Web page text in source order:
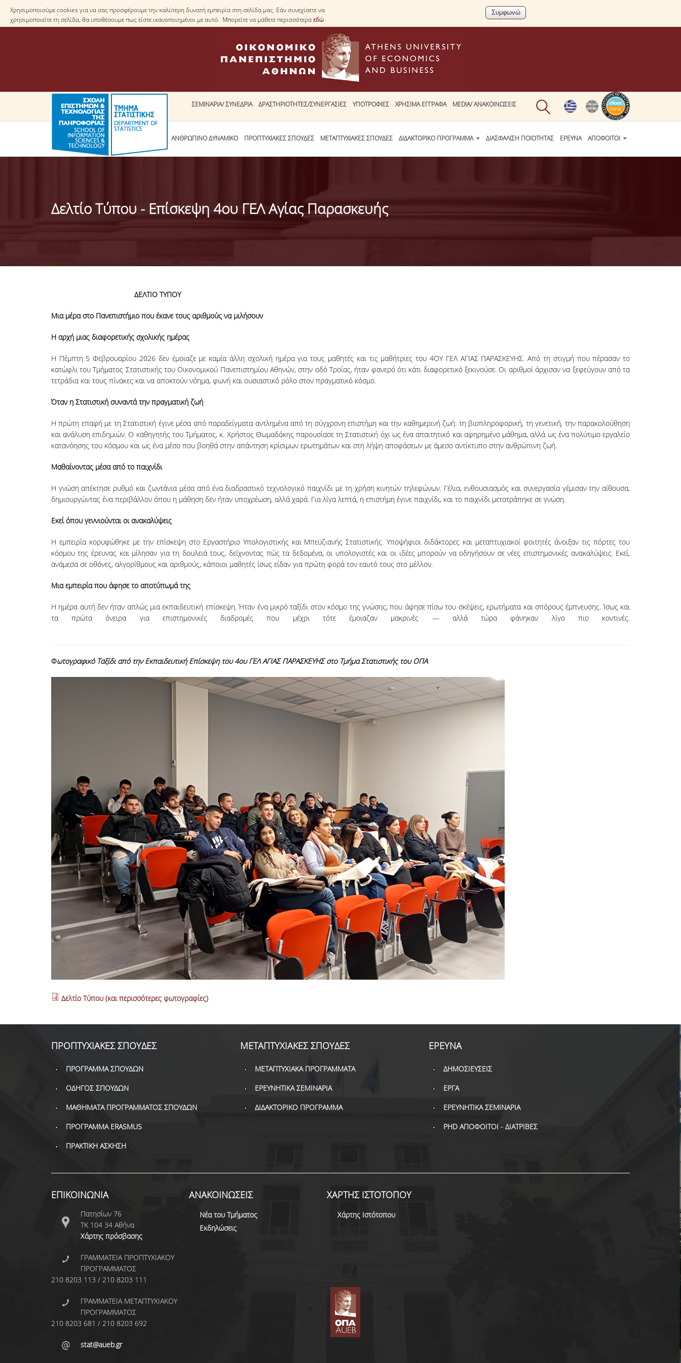
Χρησιμοποιούμε cookies για να σας προσφέρουμε την καλύτερη δυνατή εμπειρία στη σελίδα μας. Εάν συνεχίσετε να
χρησιμοποιείτε τη σελίδα, θα υποθέσουμε πως είστε ικανοποιημένοι με αυτό. Μπορείτε να μάθετε περισσότεραεδώ
ΣΕΜΙΝΑΡΙΑ/ ΣΥΝΕΔΡΙΑ ΔΡΑΣΤΗΡΙΟΤΗΤΕΣ/ΣΥΝΕΡΓΑΣΙΕΣ ΥΠΟΤΡΟΦΙΕΣ ΧΡΗΣΙΜΑ ΕΓΓΡΑΦΑ MEDIA/ ΑΝΑΚΟΙΝΩΣΕΙΣ
ΑΝΘΡΩΠΙΝΟ ΔΥΝΑΜΙΚΟ ΠΡΟΠΤΥΧΙΑΚΕΣ ΣΠΟΥΔΕΣ ΜΕΤΑΠΤΥΧΙΑΚΕΣ ΣΠΟΥΔΕΣ ΔΙΔΑΚΤΟΡΙΚΟ ΠΡΟΓΡΑΜΜΑ ΔΙΑΣΦΑΛΙΣΗ ΠΟΙΟΤΗΤΑΣ ΕΡΕΥΝΑ ΑΠΟΦΟΙΤΟΙ
Δελτίο Τύπου - Επίσκεψη 4ου ΓΕΛ Αγίας Παρασκευής
ΔΕΛΤΙΟ ΤΥΠΟΥ
Μια μέρα στο Πανεπιστήμιο που έκανε τους αριθμούς να μιλήσουν
Η αρχή μιας διαφορετικής σχολικής ημέρας
Η Πέμπτη 5 Φεβρουαρίου 2026 δεν έμοιαζε με καμία άλλη σχολική ημέρα για τους μαθητές και τις μαθήτριες του 4ΟΥΓΕΛ ΑΓΙΑΣ ΠΑΡΑΣΚΕΥΗΣ. Από τη στιγμή που πέρασαν το
κατώφλι του Τμήματος Στατιστικής του Οικονομικού Πανεπιστημίου Αθηνών, στην οδό Τροίας, ήταν φανερό ότι κάτι διαφορετικό ξεκινούσε. Οι αριθμοί άρχισαν να ξεφεύγουν από τα
τετράδια και τους πίνακες και να αποκτούν νόημα, φωνή και ουσιαστικό ρόλο στον πραγματικό κόσμο.
Όταν η Στατιστική συναντά την πραγματική ζωή
Η πρώτη επαφή με τη Στατιστική έγινε μέσα από παραδείγματα αντλημένα από τη σύγχρονη επιστήμη και την καθημερινή ζωή: τη βιοπληροφορική, τη γενετική, την παρακολούθηση
και ανάλυση επιδημιών. Ο καθηγητής του Τμήματος, κ. Χρήστος Θωμαδάκης παρουσίασε τη Στατιστική όχι ως ένα απαιτητικό και αφηρημένο μάθημα, αλλά ως ένα πολύτιμο εργαλείο
κατανόησης του κόσμου και ως ένα μέσο που βοηθά στην απάντηση κρίσιμων ερωτημάτων και στη λήψη αποφάσεων με άμεσο αντίκτυπο στην ανθρώπινη ζωή.
Μαθαίνοντας μέσα από το παιχνίδι
Η γνώση απέκτησε ρυθμό και ζωντάνια μέσα από ένα διαδραστικό τεχνολογικό παιχνίδι με τη χρήση κινητών τηλεφώνων. Γέλια, ενθουσιασμός και συνεργασία γέμισαν την αίθουσα,
δημιουργώντας ένα περιβάλλον όπου η μάθηση δεν ήταν υποχρέωση, αλλά χαρά. Για λίγα λεπτά, η επιστήμη έγινε παιχνίδι, και το παιχνίδι μετατράπηκε σε γνώση.
Εκεί όπου γεννιούνται οι ανακαλύψεις
Η εμπειρία κορυφώθηκε με την επίσκεψη στο Εργαστήριο Υπολογιστικής και Μπεϋζιανής Στατιστικής. Υποψήφιοι διδάκτορες και μεταπτυχιακοί φοιτητές άνοιξαν τις πόρτες του
κόσμου της έρευνας και μίλησαν για τη δουλειά τους, δείχνοντας πώς τα δεδομένα, οι υπολογιστές και οι ιδέες μπορούν να οδηγήσουν σε νέες επιστημονικές ανακαλύψεις. Εκεί,
ανάμεσα σε οθόνες, αλγορίθμους και αριθμούς, κάποιοι μαθητές ίσως είδαν για πρώτη φορά τον εαυτό τους στο μέλλον.
Μια εμπειρία που άφησε το αποτύπωμά της
Η ημέρα αυτή δεν ήταν απλώς μια εκπαιδευτική επίσκεψη. Ήταν ένα μικρό ταξίδι στον κόσμο της γνώσης, που άφησε πίσω του σκέψεις, ερωτήματα και σπόρους έμπνευσης. Ίσως και
τα πρώτα όνειρα για επιστημονικές διαδρομές που μέχρι τότε έμοιαζαν μακρινές — αλλά τώρα φάνηκαν λίγο πιο κοντινές.
Φωτογραφικό Ταξίδι από την Εκπαιδευτική Επίσκεψη του 4ουΓΕΛ ΑΓΙΑΣ ΠΑΡΑΣΚΕΥΗΣ στο Τμήμα Στατιστικής του ΟΠΑ
Δελτίο Τύπου (και περισσότερες φωτογραφίες)
ΠΡΟΠΤΥΧΙΑΚΕΣ ΣΠΟΥΔΕΣ
ΠΡΟΓΡΑΜΜΑ ΣΠΟΥΔΩΝ
ΟΔΗΓΟΣ ΣΠΟΥΔΩΝ
ΜΑΘΗΜΑΤΑ ΠΡΟΓΡΑΜΜΑΤΟΣ ΣΠΟΥΔΩΝ
ΠΡΟΓΡΑΜΜΑ ERASMUS
ΠΡΑΚΤΙΚΗ ΑΣΚΗΣΗ
ΜΕΤΑΠΤΥΧΙΑΚΕΣ ΣΠΟΥΔΕΣ
ΜΕΤΑΠΤΥΧΙΑΚΑ ΠΡΟΓΡΑΜΜΑΤΑ
ΕΡΕΥΝΗΤΙΚΑ ΣΕΜΙΝΑΡΙΑ
ΔΙΔΑΚΤΟΡΙΚΟ ΠΡΟΓΡΑΜΜΑ
ΕΡΕΥΝΑ
ΔΗΜΟΣΙΕΥΣΕΙΣ
ΕΡΓΑ
ΕΡΕΥΝΗΤΙΚΑ ΣΕΜΙΝΑΡΙΑ
PHD ΑΠΟΦΟΙΤΟΙ - ΔΙΑΤΡΙΒΕΣ
ΕΠΙΚΟΙΝΩΝΙΑ
Πατησίων 76
ΤΚ 104 34 Αθήνα
Χάρτης πρόσβασης
ΓΡΑΜΜΑΤΕΙΑ ΠΡΟΠΤΥΧΙΑΚΟΥ
ΠΡΟΓΡΑΜΜΑΤΟΣ
210 8203 113 / 210 8203 111
ΓΡΑΜΜΑΤΕΙΑ ΜΕΤΑΠΤΥΧΙΑΚΟΥ
ΠΡΟΓΡΑΜΜΑΤΟΣ
210 8203 681 / 210 8203 692
stat@aueb.gr
ΑΝΑΚΟΙΝΩΣΕΙΣ
Νέα του Τμήματος
Εκδηλώσεις
ΧΑΡΤΗΣ ΙΣΤΟΤΟΠΟΥ
Χάρτης Ιστότοπου